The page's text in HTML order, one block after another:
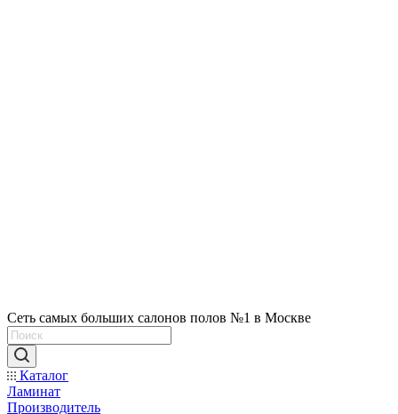
Сеть самых больших салонов полов №1 в Москве
Каталог
Ламинат
Производитель